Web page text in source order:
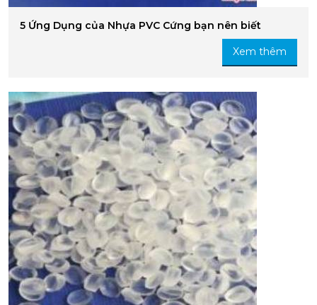
5 Ứng Dụng của Nhựa PVC Cứng bạn nên biết
Xem thêm